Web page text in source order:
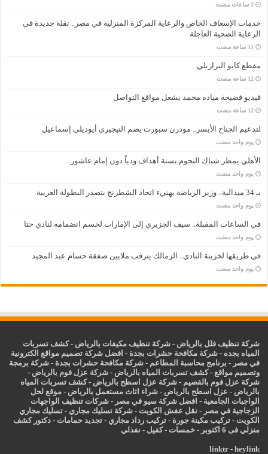
‏3 ساعات مضت
خدمات الإسعاف الخاص والرعاية المركزة المنزلية في مصر.. نقلة جديدة في
الرعاية الصحية العاجلة
مقطع كايو البرازيلي
‏12 ساعة مضت
فيديو فضيحة مياده محمد يشعل مواقع التواصل
‏12 ساعة مضت
لتدعيم الجناح الأيسر.. مودرن سبورت يضم النيجيري أيوديلي إسماعيل
‏يوم واحد مضت
الأهلي يمطر شباك النجوم بستة أهداف ودياً دون إمام عاشور
‏يوم واحد مضت
بـ 34 ميدالية.. وزير الرياضة يهنيء اتحاد الشطرنج بتصدر البطولة العربية
‏يوم واحد مضت
في الساعات المقبلة.. سيف الجزيري إلى الإمارات لحسم انضمامه لنادي حتا
‏يوم واحد مضت
في طريقها لخزينة النادي.. الزمالك يترقب ملايين صفقة حسام عبد المجيد
‏يوم واحد مضت
شركة تنظيف فلل بالرياض -شركة تنظيف مكيفات بالرياض -كشف تسربات
المياه بجده -شركة مكافحة حشرات بجدة - افضل شركة تصميم مواقع الكترونية
في مصر - برنامج محاسبة المطاعم -شركة مكافحة حشرات بجدة -شركة برمجة
وتصميم مواقع -كشف تسربات المياه بالرياض -شركة عزل فوم بالرياض -
شركة عزل فوم بالقصيم -شركة عزل اسطح بالرياض -كشف تسربات المياه
بالرياض - عزل اسطح بالرياض -شراء اثاث مستعمل بالرياض - موقع لحل
الواجبات الجامعية - افضل شركة سيو في مصر -شركات تنظيف الواجهات
الزجاجية في مصر - نقل عفش الكويت -شركة تسليك مجاري -تسليك مجاري
الكويت -تركيب مكينة جورة -تركيب رداد مجاري -تجديد حمامات -دكتور كشف
منزلي فى 6 اكتوبر
-خمسات -كفيل - نفذلي
linktr- heylink